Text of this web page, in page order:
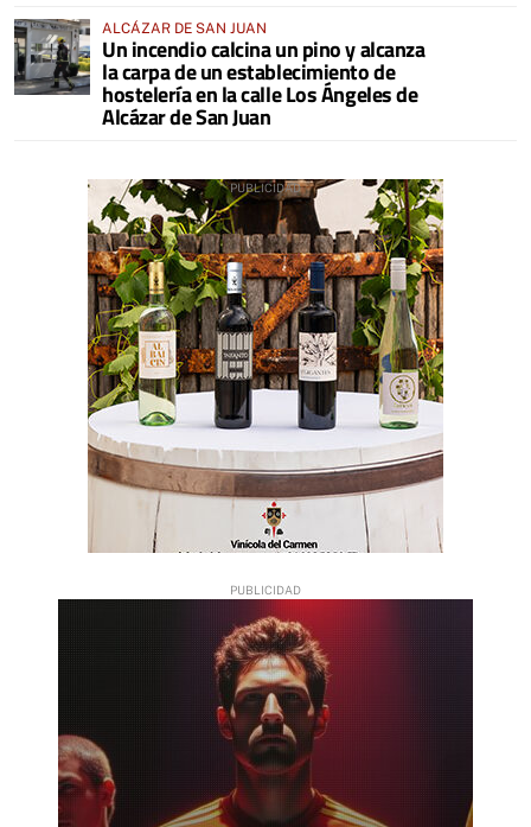
ALCÁZAR DE SAN JUAN
Un incendio calcina un pino y alcanza
la carpa de un establecimiento de
hostelería en la calle Los Ángeles de
Alcázar de San Juan